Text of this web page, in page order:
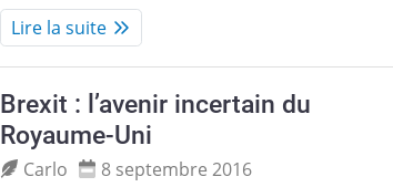
Lire la suite
Brexit : l’avenir incertain du
Royaume-Uni
Carlo
8 septembre 2016